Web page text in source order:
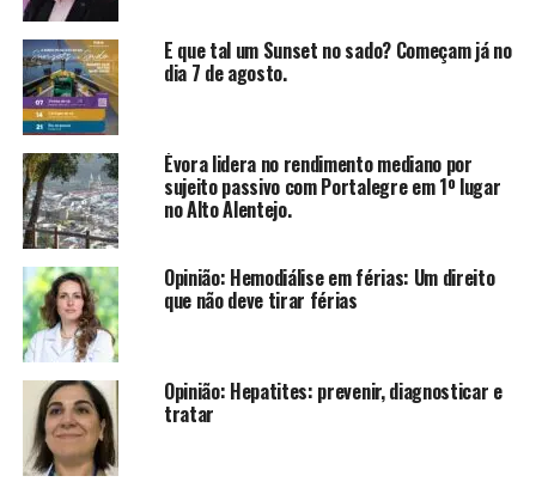
E que tal um Sunset no sado? Começam já no
dia 7 de agosto.
Évora lidera no rendimento mediano por
sujeito passivo com Portalegre em 1º lugar
no Alto Alentejo.
Opinião: Hemodiálise em férias: Um direito
que não deve tirar férias
Opinião: Hepatites: prevenir, diagnosticar e
tratar